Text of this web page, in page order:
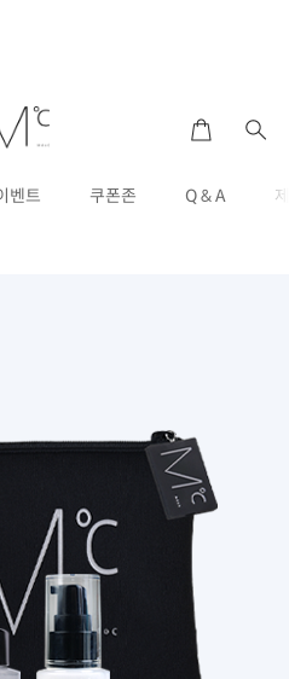
벤트 쿠폰존 Q & A